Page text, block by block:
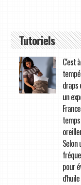
Tutoriels
C'est
draps
un
Selon
pour